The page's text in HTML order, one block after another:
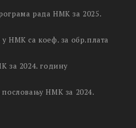
рада НМК за 2025.
НМК са коеф. за обр.плата
за 2024. годину
НМК за 2024.